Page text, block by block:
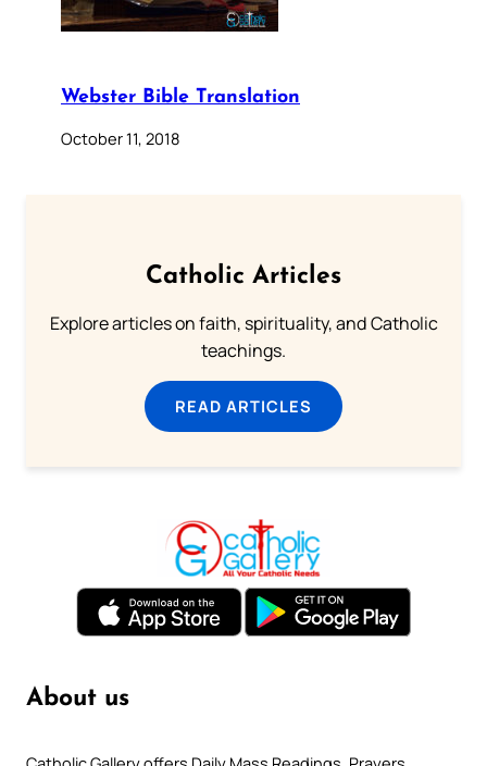
Webster Bible Translation
October 11, 2018
Catholic Articles
Explore articles on faith, spirituality, and Catholic
teachings.
READ ARTICLES
About us